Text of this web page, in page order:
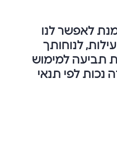
לאפשר לנו
לנוחותך
תביעה למימוש
נכות לפי תנאי